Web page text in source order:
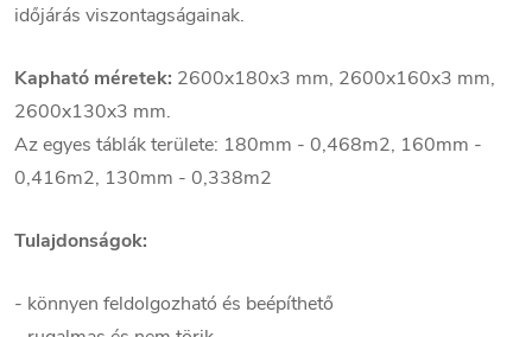
időjárás viszontagságainak.
Kapható méretek: 2600x180x3 mm, 2600x160x3 mm,
2600x130x3 mm.
Az egyes táblák területe: 180mm - 0,468m2, 160mm -
0,416m2, 130mm - 0,338m2
Tulajdonságok:
- könnyen feldolgozható és beépíthető